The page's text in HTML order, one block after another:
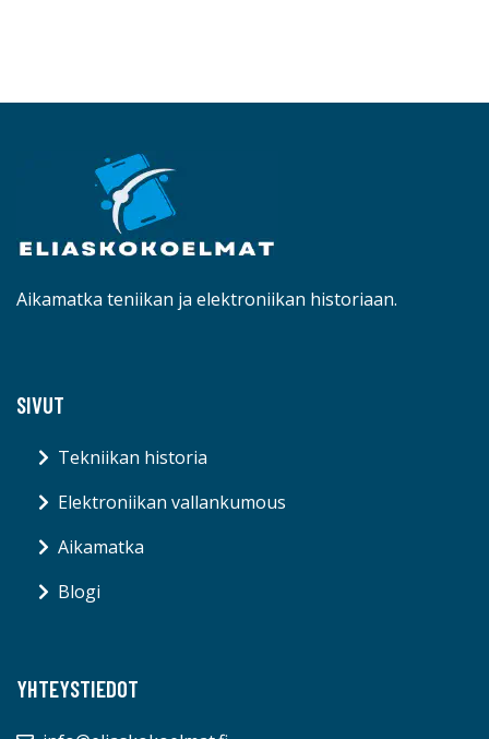
Aikamatka teniikan ja elektroniikan historiaan.
SIVUT
Tekniikan historia
Elektroniikan vallankumous
Aikamatka
Blogi
YHTEYSTIEDOT